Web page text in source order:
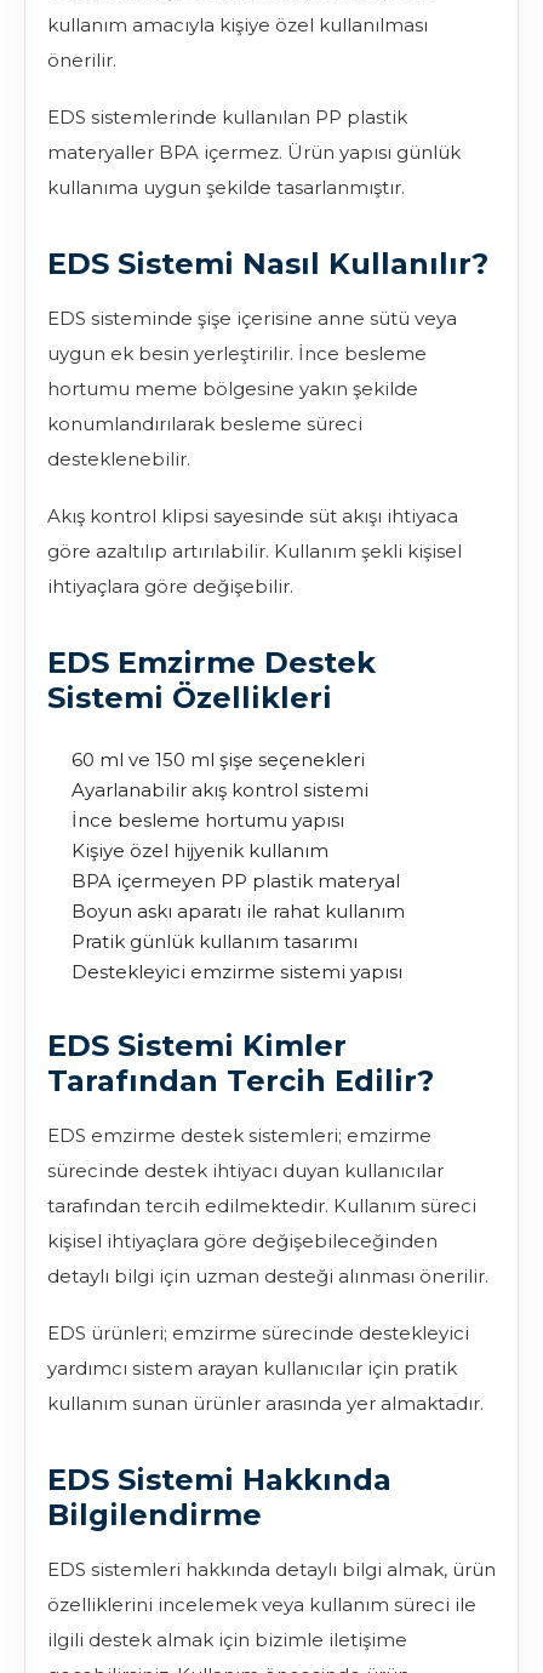
kullanım amacıyla kişiye özel kullanılması
önerilir.
EDS sistemlerinde kullanılan PP plastik
materyaller BPA içermez. Ürün yapısı günlük
kullanıma uygun şekilde tasarlanmıştır.
EDS Sistemi Nasıl Kullanılır?
EDS sisteminde şişe içerisine anne sütü veya
uygun ek besin yerleştirilir. İnce besleme
hortumu meme bölgesine yakın şekilde
konumlandırılarak besleme süreci
desteklenebilir.
Akış kontrol klipsi sayesinde süt akışı ihtiyaca
göre azaltılıp artırılabilir. Kullanım şekli kişisel
ihtiyaçlara göre değişebilir.
EDS Emzirme Destek
Sistemi Özellikleri
60 ml ve 150 ml şişe seçenekleri
Ayarlanabilir akış kontrol sistemi
İnce besleme hortumu yapısı
Kişiye özel hijyenik kullanım
BPA içermeyen PP plastik materyal
Boyun askı aparatı ile rahat kullanım
Pratik günlük kullanım tasarımı
Destekleyici emzirme sistemi yapısı
EDS Sistemi Kimler
Tarafından Tercih Edilir?
EDS emzirme destek sistemleri; emzirme
sürecinde destek ihtiyacı duyan kullanıcılar
tarafından tercih edilmektedir. Kullanım süreci
kişisel ihtiyaçlara göre değişebileceğinden
detaylı bilgi için uzman desteği alınması önerilir.
EDS ürünleri; emzirme sürecinde destekleyici
yardımcı sistem arayan kullanıcılar için pratik
kullanım sunan ürünler arasında yer almaktadır.
EDS Sistemi Hakkında
Bilgilendirme
EDS sistemleri hakkında detaylı bilgi almak, ürün
özelliklerini incelemek veya kullanım süreci ile
ilgili destek almak için bizimle iletişime